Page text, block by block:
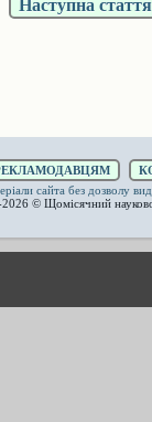
Наступна стаття
сайта без дозволу
2026 © Щомісячний